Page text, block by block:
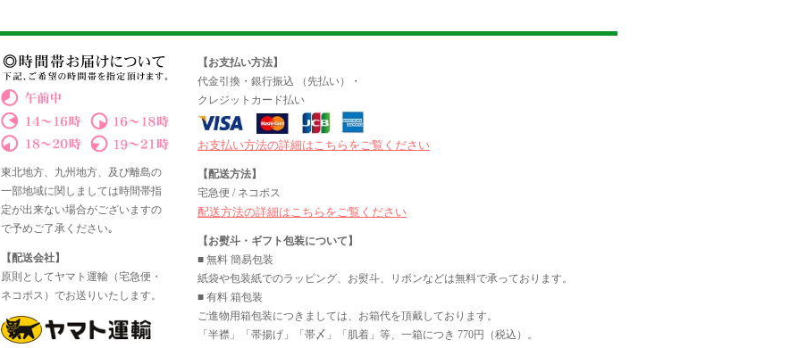
東北地方、九州地方、及び離島の
一部地域に関しましては時間帯指
定が出来ない場合がございますの
で予めご了承ください｡
【配送会社】
原則としてヤマト運輸（宅急便・
ネコポス）でお送りいたします。
【お支払い方法】
代金引換・銀行振込 （先払い）・
クレジットカード払い
お支払い方法の詳細はこちらをご覧ください
【配送方法】
宅急便 / ネコポス
配送方法の詳細はこちらをご覧ください
【お熨斗・ギフト包装について】
■ 無料 簡易包装
紙袋や包装紙でのラッピング、お熨斗、リボンなどは無料で承っております。
■ 有料 箱包装
ご進物用箱包装につきましては、お箱代を頂戴しております。
「半襟」「帯揚げ」「帯〆」「肌着」等、一箱につき 770円（税込）。